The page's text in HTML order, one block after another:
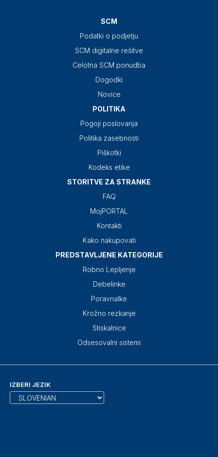
SCM
Podatki o podjetju
SCM digitalne rešitve
Celotna SCM ponudba
Dogodki
Novice
POLITIKA
Pogoji poslovanja
Politika zasebnosti
Piškotki
Kodeks etike
STORITVE ZA STRANKE
FAQ
MojPORTAL
Kontakti
Kako nakupovati
PREDSTAVLJENE KATEGORIJE
Robno Lepljenje
Debelinke
Poravnalke
Krožno rezkanje
Stiskalnice
Odsesovalni sistemi
IZBERI JEZIK